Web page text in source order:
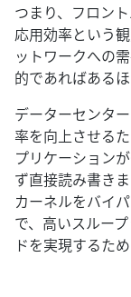
つまり、フロン
応用効率という
ットワークへの
的であればある
データーセンタ
率を向上させる
プリケーション
ず直接読み書き
カーネルをバイ
で、高いスルー
ドを実現するた